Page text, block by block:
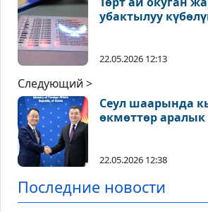
убактылуу
22.05.2026 12:13
Следующий >
Сеул шаарында
өкмөттөр
22.05.2026 12:38
Последние новости